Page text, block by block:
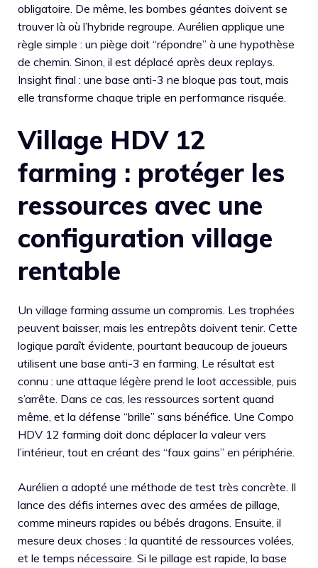
obligatoire. De même, les bombes géantes doivent se
trouver là où l’hybride regroupe. Aurélien applique une
règle simple : un piège doit “répondre” à une hypothèse
de chemin. Sinon, il est déplacé après deux replays.
Insight final : une base anti-3 ne bloque pas tout, mais
elle transforme chaque triple en performance risquée.
Village HDV 12
farming : protéger les
ressources avec une
configuration village
rentable
Un village farming assume un compromis. Les trophées
peuvent baisser, mais les entrepôts doivent tenir. Cette
logique paraît évidente, pourtant beaucoup de joueurs
utilisent une base anti-3 en farming. Le résultat est
connu : une attaque légère prend le loot accessible, puis
s’arrête. Dans ce cas, les ressources sortent quand
même, et la défense “brille” sans bénéfice. Une Compo
HDV 12 farming doit donc déplacer la valeur vers
l’intérieur, tout en créant des “faux gains” en périphérie.
Aurélien a adopté une méthode de test très concrète. Il
lance des défis internes avec des armées de pillage,
comme mineurs rapides ou bébés dragons. Ensuite, il
mesure deux choses : la quantité de ressources volées,
et le temps nécessaire. Si le pillage est rapide, la base